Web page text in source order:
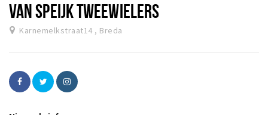
VAN SPEIJK TWEEWIELERS
Karnemelkstraat14 , Breda